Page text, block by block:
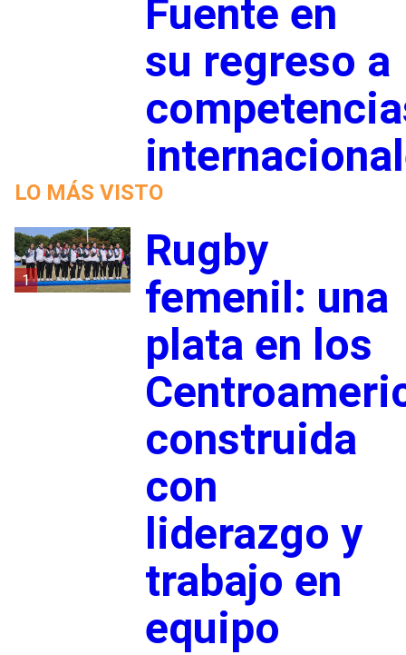
Fuente en
su regreso a
LO MÁS VISTO
1
Rugby
femenil: una
plata en los
construida
con
liderazgo y
trabajo en
equipo